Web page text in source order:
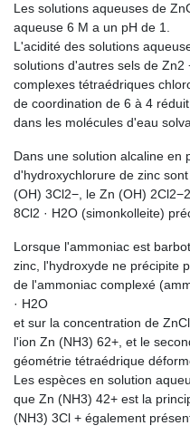
Les solutions aqueuses de
aqueuse 6 M a un pH de 1.
L'acidité des solutions
solutions d'autres sels de
complexes tétraédriques
de coordination de 6 à 4
dans les molécules d'eau
Dans une solution alcaline en
d'hydroxychlorure de zinc
(OH) 3Cl2−, le Zn (OH)
8Cl2 · H2O (simonkolleite)
Lorsque l'ammoniac est
zinc, l'hydroxyde ne précipite
de l'ammoniac complexé
· H2O
et sur la concentration de
l'ion Zn (NH3) 62+, et le
géométrie tétraédrique
Les espèces en solution
que Zn (NH3) 42+ est la
(NH3) 3Cl + également